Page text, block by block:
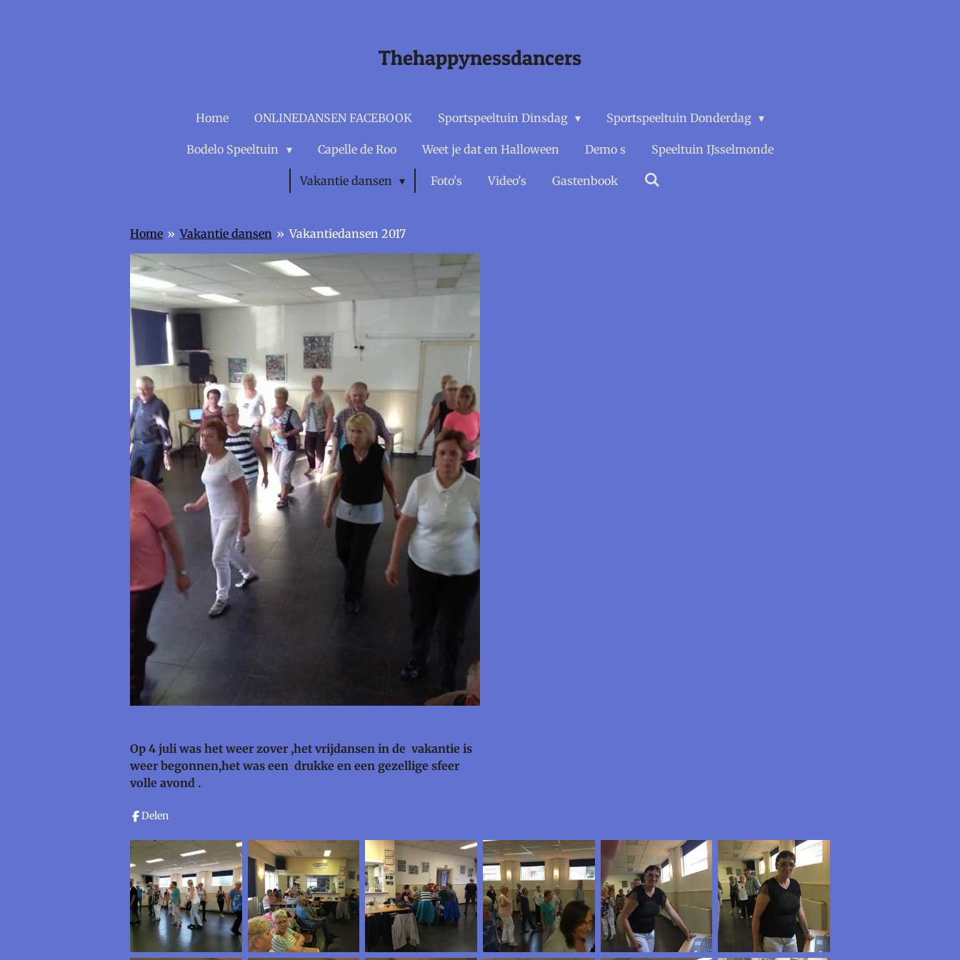
Thehappynessdancers
Home ONLINEDANSEN FACEBOOK Sportspeeltuin Dinsdag Sportspeeltuin Donderdag
Bodelo Speeltuin Capelle de Roo Weet je dat en Halloween Demo s Speeltuin IJsselmonde
Vakantie dansen Foto's Video's Gastenbook
Home » Vakantie dansen » Vakantiedansen 2017
Op 4 juli was het weer zover ,het vrijdansen in de vakantie is
weer begonnen,het was een drukke en een gezellige sfeer
volle avond .
Delen